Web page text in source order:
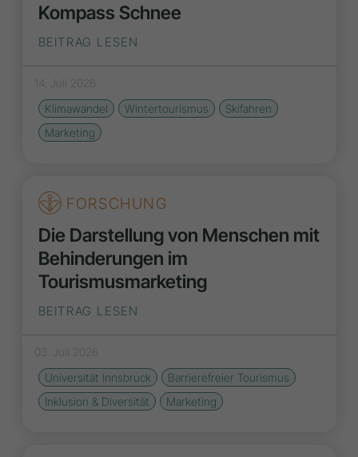
Kompass Schnee
BEITRAG LESEN
14. Juli 2026
Klimawandel
Wintertourismus
Skifahren
Marketing
FORSCHUNG
Die Darstellung von Menschen mit
Behinderungen im
Tourismusmarketing
BEITRAG LESEN
03. Juli 2026
Universität Innsbruck
Barrierefreier Tourismus
Inklusion & Diversität
Marketing